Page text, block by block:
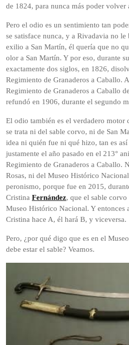
de 1824, para nunca más poder volver
Pero el odio es un sentimiento tan
se satisface nunca, y a Rivadavia no le
exilio a San Martín, él quería que no
olor a San Martín. Y por eso, durante
exactamente dos siglos, en 1826,
Regimiento de Granaderos a Caballo.
Regimiento de Granaderos a Caballo
refundó en 1906, durante el segundo
El odio también es el verdadero motor
se trata ni del sable corvo, ni de San
idea ni quién fue ni qué hizo, tan es
justamente el año pasado en el 213°
Regimiento de Granaderos a Caballo.
Rosas, ni del Museo Histórico
peronismo, porque fue en 2015,
Cristina Fernández, que el sable
Museo Histórico Nacional. Y entonces
Cristina hace A, él hará B, y viceversa.
Pero, ¿por qué digo que es en el
debe estar el sable? Veamos.